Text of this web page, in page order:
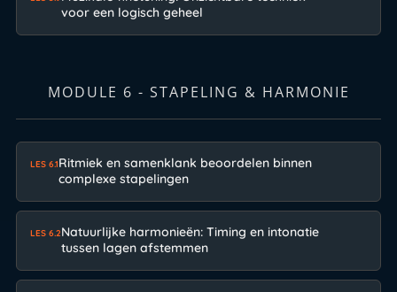
voor een logisch geheel
MODULE 6 - STAPELING & HARMONIE
LES 6.1Ritmiek en samenklank beoordelen binnen
complexe stapelingen
LES 6.2Natuurlijke harmonieën: Timing en intonatie
tussen lagen afstemmen